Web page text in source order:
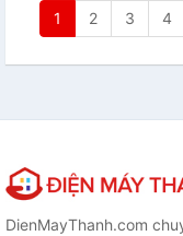
1 2 3 4
DienMayThanh.com